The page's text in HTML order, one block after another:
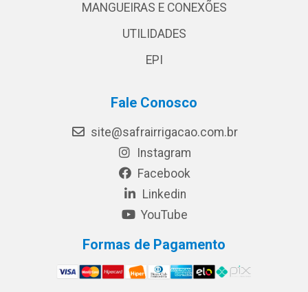
MANGUEIRAS E CONEXÕES
UTILIDADES
EPI
Fale Conosco
site@safrairrigacao.com.br
Instagram
Facebook
Linkedin
YouTube
Formas de Pagamento